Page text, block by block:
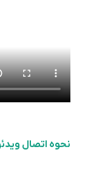
نحوه اتصال